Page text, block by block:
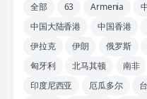
全部 63 Armenia
中国大陆香港
中国香港
伊拉克
伊朗 俄罗斯
匈牙利
北马其顿 南非
印度尼西亚
厄瓜多尔